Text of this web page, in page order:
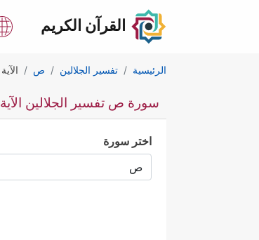
القرآن الكريم
الرئيسية تفسير الجلالين ص الآية 1
سورة ص تفسير الجلالين الآية 1
اختر سورة